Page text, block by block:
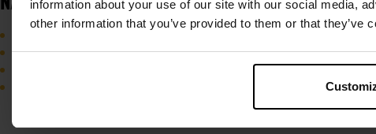
information about your use of our site with our social media,
other information that you’ve provided to them or that
gramatura 140 g/m2